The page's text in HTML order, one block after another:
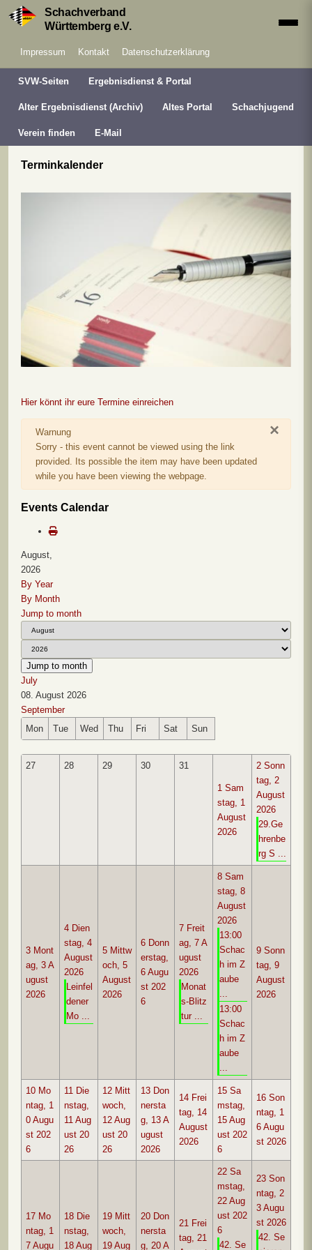
Schachverband
Württemberg e.V.
Impressum Kontakt Datenschutzerklärung
SVW-Seiten Ergebnisdienst & Portal
Alter Ergebnisdienst (Archiv) Altes Portal Schachjugend
Verein finden E-Mail
Terminkalender
Hier könnt ihr eure Termine einreichen
×
Warnung
Sorry - this event cannot be viewed using the link
provided. Its possible the item may have been updated
while you have been viewing the webpage.
Events Calendar
August,
2026
By Year
By Month
Jump to month
Jump to month
July
08. August 2026
September
Mon
Tue Wed Thu Fri Sat Sun
27 28 29 30 31
1 Sam
stag, 1
August
2026
2 Sonn
tag, 2
August
2026
29.Ge
hrenbe
rg S ...
3 Mont
ag, 3 A
ugust
2026
4 Dien
stag, 4
August
2026
Leinfel
dener
Mo ...
5 Mittw
och, 5
August
2026
6 Donn
erstag,
6 Augu
st 202
6
7 Freit
ag, 7 A
ugust
2026
Monat
s-Blitz
tur ...
8 Sam
stag, 8
August
2026
13:00
Schac
h im Z
aube
...
13:00
Schac
h im Z
aube
...
9 Sonn
tag, 9
August
2026
10 Mo
ntag, 1
0 Augu
st 202
6
11 Die
nstag,
11 Aug
ust 20
26
12 Mitt
woch,
12 Aug
ust 20
26
13 Don
nersta
g, 13 A
ugust
2026
14 Frei
tag, 14
August
2026
15 Sa
mstag,
15 Aug
ust 202
6
16 Son
ntag, 1
6 Augu
st 2026
17 Mo
ntag, 1
7 Augu
18 Die
nstag,
18 Aug
19 Mitt
woch,
19 Aug
20 Don
nersta
g, 20 A
21 Frei
tag, 21
22 Sa
mstag,
22 Aug
ust 202
6
42. Se
23 Son
ntag, 2
3 Augu
st 2026
42. Se